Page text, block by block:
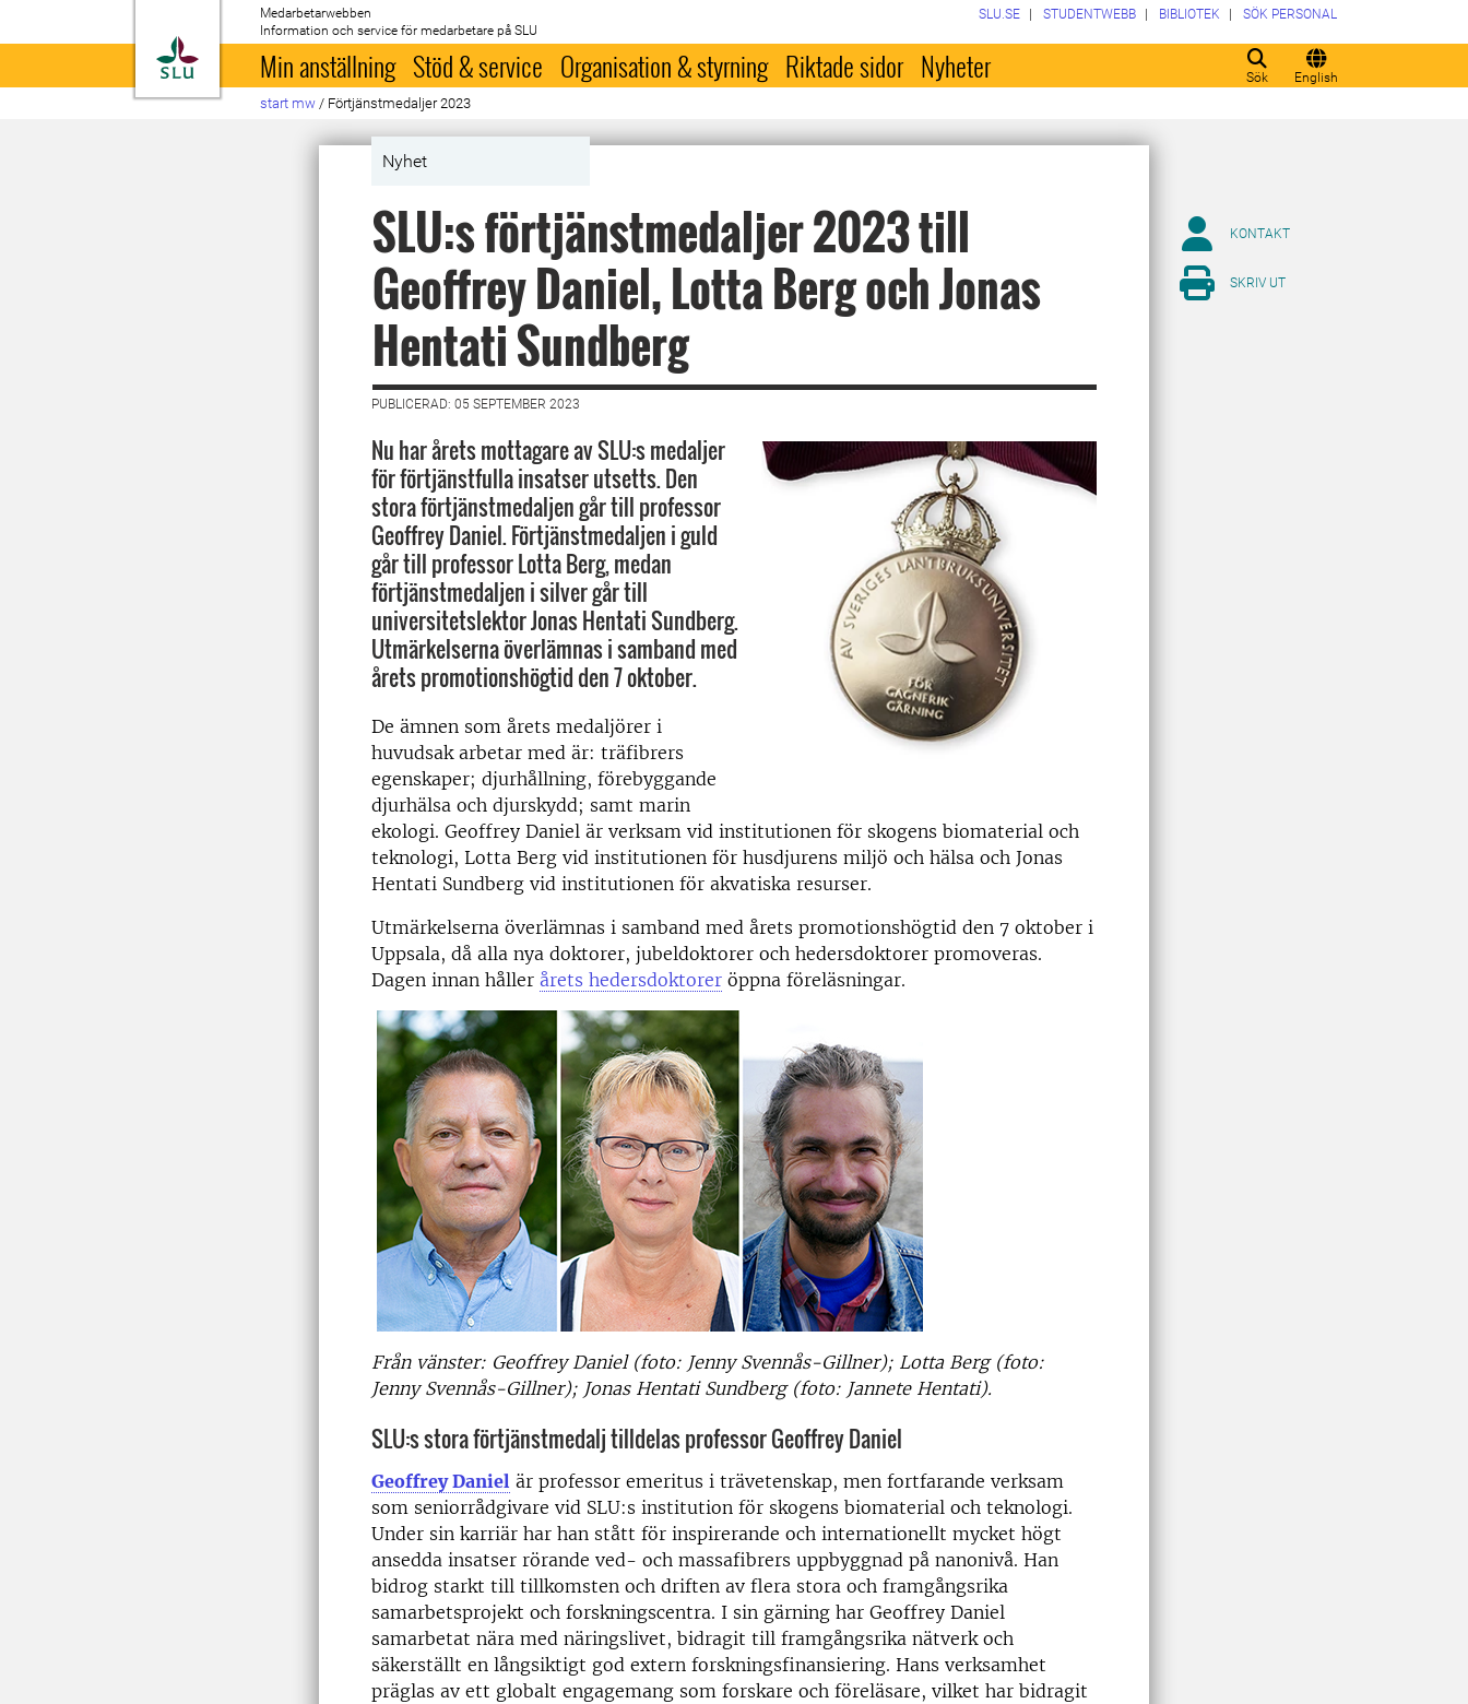
Till startsida
Medarbetarwebben
Information och service för medarbetare på SLU
Sök English
SLU.SE STUDENTWEBB BIBLIOTEK SÖK PERSONAL
Min anställning Stöd & service Organisation & styrning Riktade sidor Nyheter
start mw / Förtjänstmedaljer 2023
Nyhet
SLU:s förtjänstmedaljer 2023 till
Geoffrey Daniel, Lotta Berg och Jonas
Hentati Sundberg
PUBLICERAD: 05 SEPTEMBER 2023
Nu har årets mottagare av SLU:s medaljer
för förtjänstfulla insatser utsetts. Den
stora förtjänstmedaljen går till professor
Geoffrey Daniel. Förtjänstmedaljen i guld
går till professor Lotta Berg, medan
förtjänstmedaljen i silver går till
universitetslektor Jonas Hentati Sundberg.
Utmärkelserna överlämnas i samband med
årets promotionshögtid den 7 oktober.
De ämnen som årets medaljörer i
huvudsak arbetar med är: träfibrers
egenskaper; djurhållning, förebyggande
djurhälsa och djurskydd; samt marin
ekologi. Geoffrey Daniel är verksam vid institutionen för skogens biomaterial och
teknologi, Lotta Berg vid institutionen för husdjurens miljö och hälsa och Jonas
Hentati Sundberg vid institutionen för akvatiska resurser.
Utmärkelserna överlämnas i samband med årets promotionshögtid den 7 oktober i
Uppsala, då alla nya doktorer, jubeldoktorer och hedersdoktorer promoveras.
Dagen innan håller årets hedersdoktorer öppna föreläsningar.
Från vänster: Geoffrey Daniel (foto: Jenny Svennås-Gillner); Lotta Berg (foto:
Jenny Svennås-Gillner); Jonas Hentati Sundberg (foto: Jannete Hentati).
SLU:s stora förtjänstmedalj tilldelas professor Geoffrey Daniel
Geoffrey Daniel är professor emeritus i trävetenskap, men fortfarande verksam
som seniorrådgivare vid SLU:s institution för skogens biomaterial och teknologi.
Under sin karriär har han stått för inspirerande och internationellt mycket högt
ansedda insatser rörande ved- och massafibrers uppbyggnad på nanonivå. Han
bidrog starkt till tillkomsten och driften av flera stora och framgångsrika
samarbetsprojekt och forskningscentra. I sin gärning har Geoffrey Daniel
samarbetat nära med näringslivet, bidragit till framgångsrika nätverk och
säkerställt en långsiktigt god extern forskningsfinansiering. Hans verksamhet
präglas av ett globalt engagemang som forskare och föreläsare, vilket har bidragit
KONTAKT
SKRIV UT